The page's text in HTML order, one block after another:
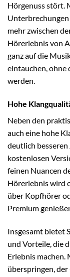
Hörgenuss stört.
mehr zwischen
Hörerlebnis von
ganz auf die
eintauchen, ohne
werden.
Hohe
Neben den
auch eine hohe
deutlich
kostenlosen
feinen Nuancen
Hörerlebnis wird
über Kopfhörer
Premium
Insgesamt bietet
und Vorteile, die
Erlebnis machen.
überspringen,